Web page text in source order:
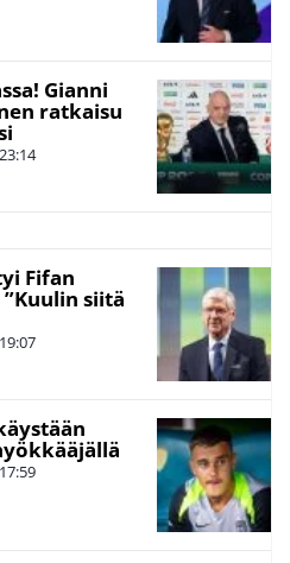
Gianni
ratkaisu
23:14
Fifan
siitä
19:07
17:59